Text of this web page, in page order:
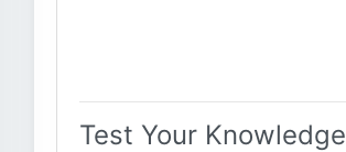
Test Your Knowledge